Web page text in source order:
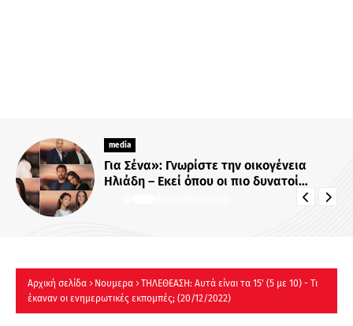
media
Για Σένα»: Γνωρίστε την οικογένεια
Ηλιάδη – Εκεί όπου οι πιο δυνατοί
δεσμοί δοκιμάζονται περισσότερο !
Αρχική σελίδα Νουμερα
ΤΗΛΕΘΕΑΣΗ: Αυτά είναι τα 15' (5 με 10) - Τι
έκαναν οι ενημερωτικές εκπομπές; (20/12/2022)